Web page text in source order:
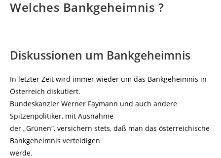
Welches Bankgeheimnis ?
Diskussionen um Bankgeheimnis
In letzter Zeit wird immer wieder um das Bankgeheimnis in
Österreich diskutiert.
Bundeskanzler Werner Faymann und auch andere
Spitzenpolitiker, mit Ausnahme
der „Grünen“, versichern stets, daß man das österreichische
Bankgeheimnis verteidigen
werde.